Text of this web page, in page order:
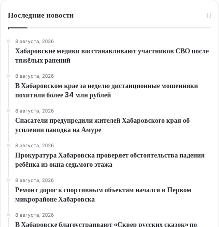
Последние новости
8 августа, 2026
Хабаровские медики восстанавливают участников СВО после
тяжёлых ранений
8 августа, 2026
В Хабаровском крае за неделю дистанционные мошенники
похитили более 34 млн рублей
8 августа, 2026
Спасатели предупредили жителей Хабаровского края об
усилении паводка на Амуре
8 августа, 2026
Прокуратура Хабаровска проверяет обстоятельства падения
ребёнка из окна седьмого этажа
8 августа, 2026
Ремонт дорог к спортивным объектам начался в Первом
микрорайоне Хабаровска
8 августа, 2026
В Хабаровске благоустраивают «Сквер русских сказок» по